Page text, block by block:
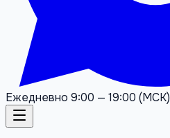
Ежедневно 9:00 — 19:00 (МСК)